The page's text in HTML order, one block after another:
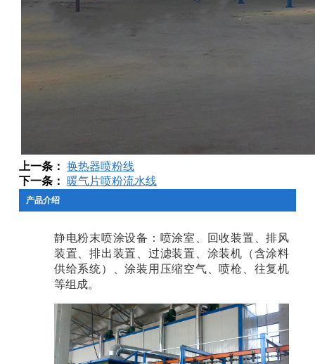
上一条： 换热器喷粉线
下一条：
暖气片喷粉流水线
产品介绍
静电粉末喷涂设备：喷涂室、回收装置、排风
装置、排出装置、过滤装置、涂装机（含涂料
供给系统）、涂装用压缩空气、喷枪、往复机
等组成。